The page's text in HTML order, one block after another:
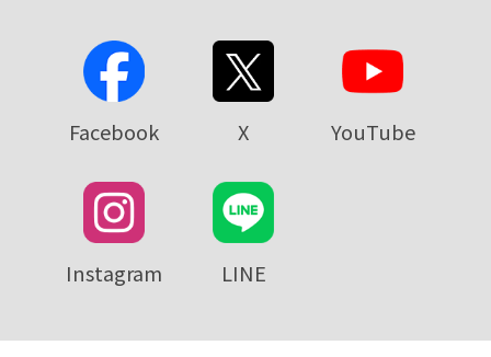
Facebook X YouTube
Instagram LINE